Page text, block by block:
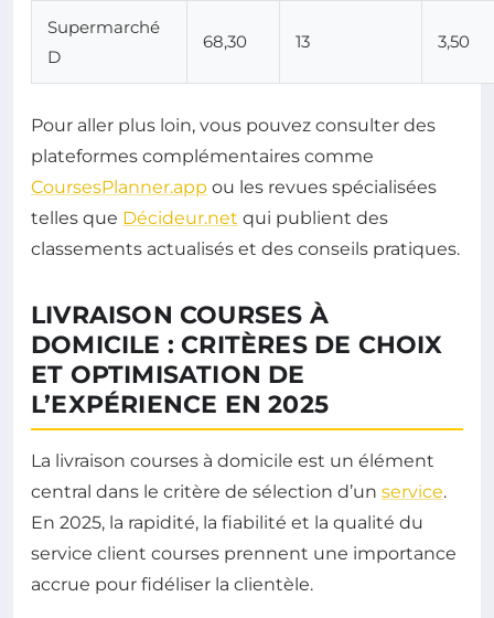
Supermarché
D
68,30 13 3,50
Pour aller plus loin, vous pouvez consulter des
plateformes complémentaires comme
CoursesPlanner.app ou les revues spécialisées
telles que Décideur.net qui publient des
classements actualisés et des conseils pratiques.
LIVRAISON COURSES À
DOMICILE : CRITÈRES DE CHOIX
ET OPTIMISATION DE
L’EXPÉRIENCE EN 2025
La livraison courses à domicile est un élément
central dans le critère de sélection d’un service.
En 2025, la rapidité, la fiabilité et la qualité du
service client courses prennent une importance
accrue pour fidéliser la clientèle.